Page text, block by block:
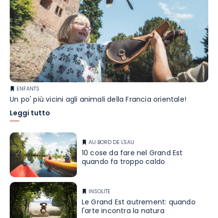
ENFANTS
Un po' più vicini agli animali della Francia orientale!
Leggi tutto
AU BORD DE L'EAU
10 cose da fare nel Grand Est
quando fa troppo caldo
INSOLITE
Le Grand Est autrement: quando
l'arte incontra la natura